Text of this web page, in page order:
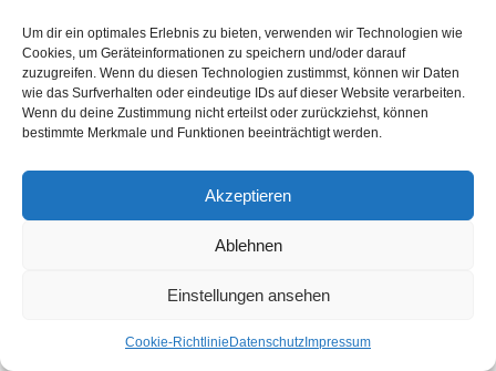
Um dir ein optimales Erlebnis zu bieten, verwenden wir Technologien wie
Cookies, um Geräteinformationen zu speichern und/oder darauf
zuzugreifen. Wenn du diesen Technologien zustimmst, können wir Daten
wie das Surfverhalten oder eindeutige IDs auf dieser Website verarbeiten.
Wenn du deine Zustimmung nicht erteilst oder zurückziehst, können
bestimmte Merkmale und Funktionen beeinträchtigt werden.
Akzeptieren
Ablehnen
Einstellungen ansehen
Cookie-Richtlinie Datenschutz Impressum
Templer können sich zwar mit demRunenfokus
genauso schützen, diesen Schutz aber nicht mit der
Gruppe teilen. Dafür lässt der Morphkonzentrierter
Fokusalle 0,5 Sekunden 120 Magicka zurückfließen.
Das entspricht einer vorübergehend um 480
erhöhten Magicka-Regeneration und hilft enorm, die
eigenen Ressourcen beim Heilen unter Kontrolle zu
Hüter greifen stattdessen zurNetchkuh
ohne Kosten Magicka wiederherstellt und obendrein